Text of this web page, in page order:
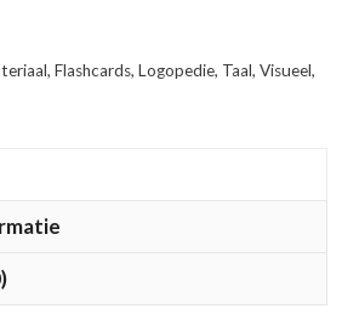
, Flashcards, Logopedie, Taal, Visueel,